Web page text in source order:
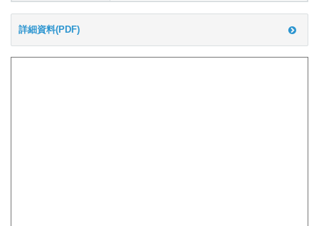
詳細資料(PDF)